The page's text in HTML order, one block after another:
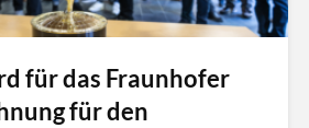
für das Fraunhofer
für den